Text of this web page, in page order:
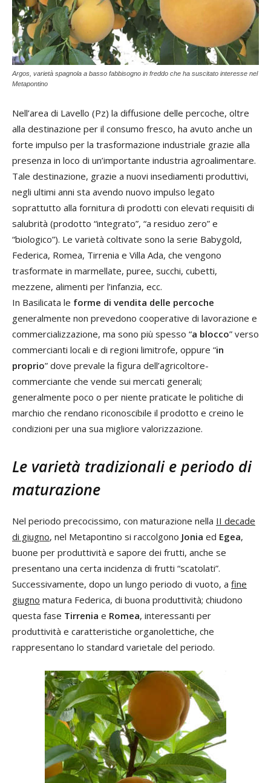
Argos, varietà spagnola a basso fabbisogno in freddo che ha suscitato interesse nel
Metapontino
Nell’area di Lavello (Pz) la diffusione delle percoche, oltre
alla destinazione per il consumo fresco, ha avuto anche un
forte impulso per la trasformazione industriale grazie alla
presenza in loco di un’importante industria agroalimentare.
Tale destinazione, grazie a nuovi insediamenti produttivi,
negli ultimi anni sta avendo nuovo impulso legato
soprattutto alla fornitura di prodotti con elevati requisiti di
salubrità (prodotto “integrato”, “a residuo zero” e
“biologico”). Le varietà coltivate sono la serie Babygold,
Federica, Romea, Tirrenia e Villa Ada, che vengono
trasformate in marmellate, puree, succhi, cubetti,
mezzene, alimenti per l’infanzia, ecc.
In Basilicata le forme di vendita delle percoche
generalmente non prevedono cooperative di lavorazione e
commercializzazione, ma sono più spesso “a blocco” verso
commercianti locali e di regioni limitrofe, oppure “in
proprio” dove prevale la figura dell’agricoltore-
commerciante che vende sui mercati generali;
generalmente poco o per niente praticate le politiche di
marchio che rendano riconoscibile il prodotto e creino le
condizioni per una sua migliore valorizzazione.
Le varietà tradizionali e periodo di
maturazione
Nel periodo precocissimo, con maturazione nella II decade
di giugno, nel Metapontino si raccolgono Jonia ed Egea,
buone per produttività e sapore dei frutti, anche se
presentano una certa incidenza di frutti “scatolati”.
Successivamente, dopo un lungo periodo di vuoto, a fine
giugno matura Federica, di buona produttività; chiudono
questa fase Tirrenia e Romea, interessanti per
produttività e caratteristiche organolettiche, che
rappresentano lo standard varietale del periodo.